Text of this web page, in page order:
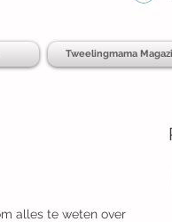
Tweelingmama
alles te weten over